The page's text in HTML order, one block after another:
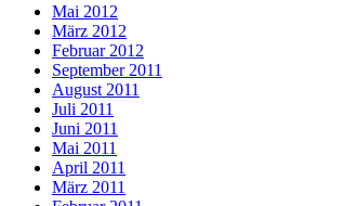
Mai 2012
März 2012
Februar 2012
September 2011
August 2011
Juli 2011
Juni 2011
Mai 2011
April 2011
März 2011